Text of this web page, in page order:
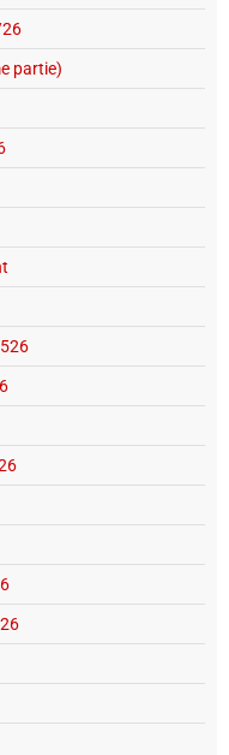
26
partie)